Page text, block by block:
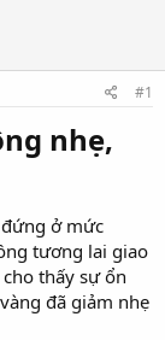
#1
nhẹ,
ở mức
tương lai giao
thấy sự ổn
đã giảm nhẹ